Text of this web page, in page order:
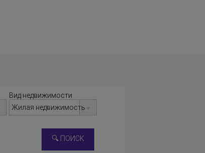
Вид недвижимости